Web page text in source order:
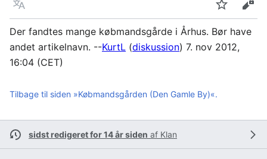
Sprog OvervågVis
Der fandtes mange købmandsgårde i Århus. Bør have
andet artikelnavn. --KurtL (diskussion) 7. nov 2012,
16:04 (CET)
Tilbage til siden »Købmandsgården (Den Gamle By)«.
sidst redigeret for 14 år siden af Klan